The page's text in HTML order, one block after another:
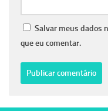
Salvar meus dados
que eu comentar.